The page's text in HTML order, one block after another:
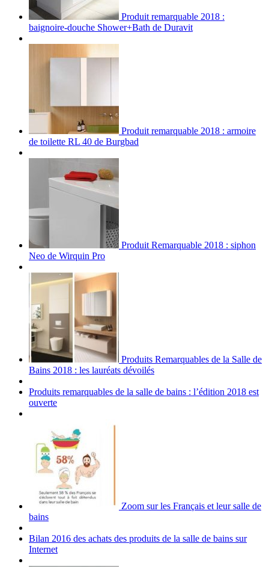
Produit remarquable 2018 :
baignoire-douche Shower+Bath de Duravit
Produit remarquable 2018 : armoire
de toilette RL 40 de Burgbad
Produit Remarquable 2018 : siphon
Neo de Wirquin Pro
Produits Remarquables de la Salle de
Bains 2018 : les lauréats dévoilés
Produits remarquables de la salle de bains : l’édition 2018 est
ouverte
Zoom sur les Français et leur salle de
bains
Bilan 2016 des achats des produits de la salle de bains sur
Internet